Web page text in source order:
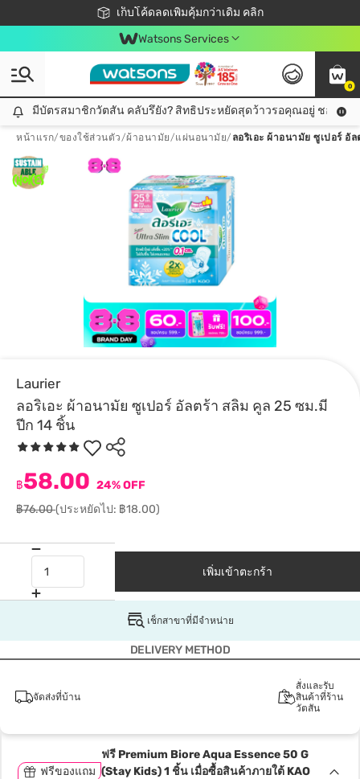
เก็บโค้ดลดเพิ่มคุ้มกว่าเดิม คลิก
ชอปออนไลน์ครั้งแรก ลดเพิ่มจุก ๆ 10%! 🎉
📦ส่งฟรี! เมื่อชอป 499฿
สมาชิกวัตสัน คลับดียังไง?
Watsons Services
0
มีบัตรสมาชิกวัตสัน คลับรึยัง? สิทธิประหยัดสุดว้าวรอคุณอยู่ ชอปคุ้มกว่าเดิม คลิก!
มีบัตรสมาชิกวัตสัน คลับรึยัง? สิทธิประหยัดสุดว้าวรอคุณอยู่ ชอปคุ้มก
หน้าแรก/ของใช้ส่วนตัว/ผ้าอนามัย/แผ่นอนามัย/ ลอริเอะ ผ้าอนามัย ซูเปอร์
Laurier
ลอริเอะ ผ้าอนามัย ซูเปอร์ อัลตร้า สลิม คูล 25 ซม.มี
ปีก 14 ชิ้น
฿58.00 24% OFF
฿76.00(ประหยัดไป: ฿18.00)
เพิ่มเข้าตะกร้า
เช็กสาขาที่มีจำหน่าย
DELIVERY METHOD
จัดส่งที่บ้าน
สั่งและรับ
สินค้าที่ร้าน
วัตสัน
ฟรีของแถม
ฟรี Premium Biore Aqua Essence 50 G
(Stay Kids) 1 ชิ้น เมื่อซื้อสินค้าภายใต้ KAO